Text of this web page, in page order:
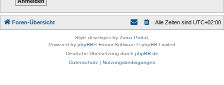
Foren-Übersicht Alle Zeiten sind UTC+02:00
Style developer by Zuma Portal,
Powered by phpBB® Forum Software © phpBB Limited
Deutsche Übersetzung durch phpBB.de
Datenschutz| Nutzungsbedingungen